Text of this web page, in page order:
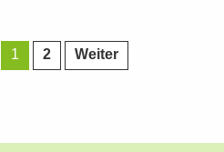
1 2 Weiter